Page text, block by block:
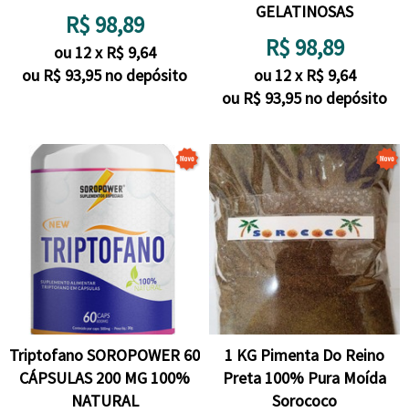
R$ 98,89
ou 12x R$ 9,64
ou R$ 93,95 no depósito
GELATINOSAS
R$ 98,89
ou 12x R$ 9,64
ou R$ 93,95 no depósito
Triptofano SOROPOWER 60
CÁPSULAS 200 MG 100%
NATURAL
1 KG Pimenta Do Reino
Preta 100% Pura Moída
Sorococo